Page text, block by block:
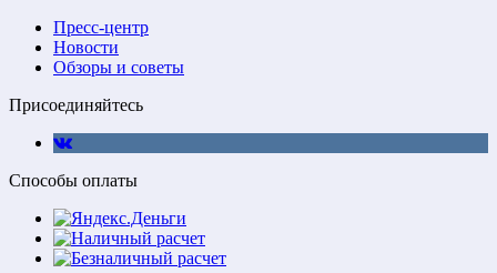
Пресс-центр
Новости
Обзоры и советы
Присоединяйтесь
Способы оплаты